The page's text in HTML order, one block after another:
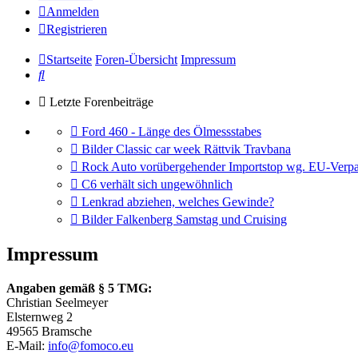
Anmelden
Registrieren
Startseite Foren-Übersicht Impressum
Suche
Letzte Forenbeiträge
Gehe
zum
letzten
Beitrag
Ford 460 - Länge des Ölmessstabes
Gehe
zum
letzten
Beitrag
Bilder Classic car week Rättvik Travbana
Gehe
zum
letzten
Beitrag
Rock Auto vorübergehender Importstop wg. EU-
Gehe
zum
letzten
Beitrag
C6 verhält sich ungewöhnlich
Gehe
zum
letzten
Lenkrad abziehen, welches Gewinde?
Gehe
Beitrag
Bilder Falkenberg Samstag und Cruising
Impressum
Angaben gemäß § 5 TMG:
Christian Seelmeyer
Elsternweg 2
49565 Bramsche
E-Mail: info@fomoco.eu